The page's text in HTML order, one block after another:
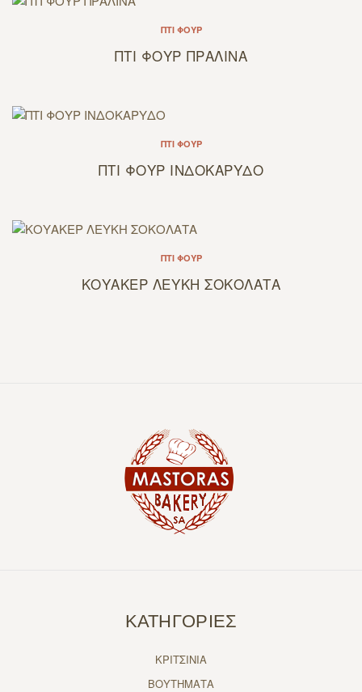
ΠΤΙ ΦΟΥΡ
ΠΤΙ ΦΟΥΡ ΠΡΑΛΙΝΑ
ΠΤΙ ΦΟΥΡ
ΠΤΙ ΦΟΥΡ ΙΝΔΟΚΑΡΥΔΟ
ΠΤΙ ΦΟΥΡ
ΚΟΥΑΚΕΡ ΛΕΥΚΗ ΣΟΚΟΛΑΤΑ
ΚΑΤΗΓΟΡΙΕΣ
ΚΡΙΤΣΙΝΙΑ
ΒΟΥΤΗΜΑΤΑ